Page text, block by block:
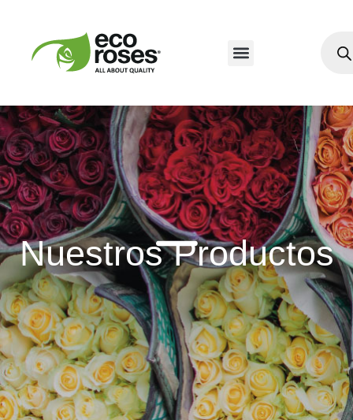
Nuestros Productos